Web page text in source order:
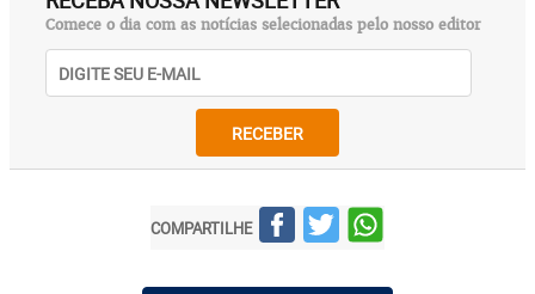
Comece o dia com as notícias selecionadas pelo nosso editor
RECEBER
COMPARTILHE